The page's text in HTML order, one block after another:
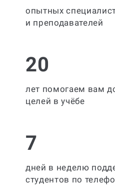
опытных
и преподавателей
20
лет помогаем вам
целей в учёбе
7
дней в неделю
студентов по